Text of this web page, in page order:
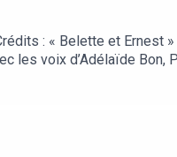
: « Belette et Ernest
les voix d’Adélaïde Bon,
Boutique. Musiques :
pour ses conseils